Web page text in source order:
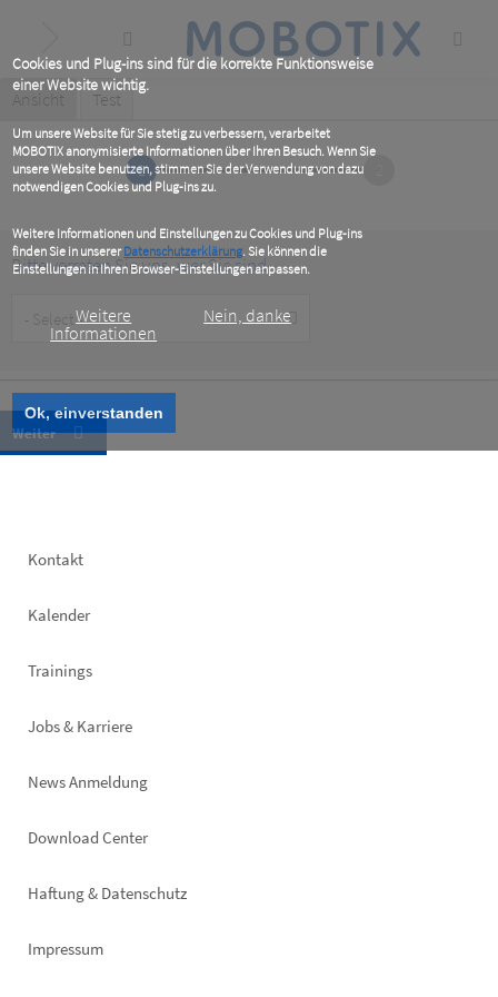
Cookies und Plug-ins sind für die korrekte Funktionsweise
einer Website wichtig.
Um unsere Website für Sie stetig zu verbessern, verarbeitet
MOBOTIX anonymisierte Informationen über Ihren Besuch. Wenn Sie
unsere Website benutzen, stimmen Sie der Verwendung von dazu
notwendigen Cookies und Plug-ins zu.
Weitere Informationen und Einstellungen zu Cookies und Plug-ins
finden Sie in unsererDatenschutzerklärung. Sie können die
Einstellungen in Ihren Browser-Einstellungen anpassen.
Weitere
Informationen
Nein, danke
Ok, einverstanden
content
Primary
tabs
Ansicht (active
Test
1
Bitte verraten Sie uns, wer Sie sind
Type
Footer
Kontakt
Kalender
Trainings
Jobs & Karriere
News Anmeldung
Footer
Download Center
Haftung & Datenschutz
Impressum